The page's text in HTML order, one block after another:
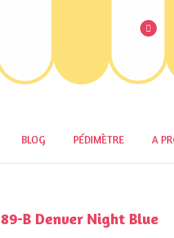
BLOG PÉDIMÈTRE A
B Denver Night Blue